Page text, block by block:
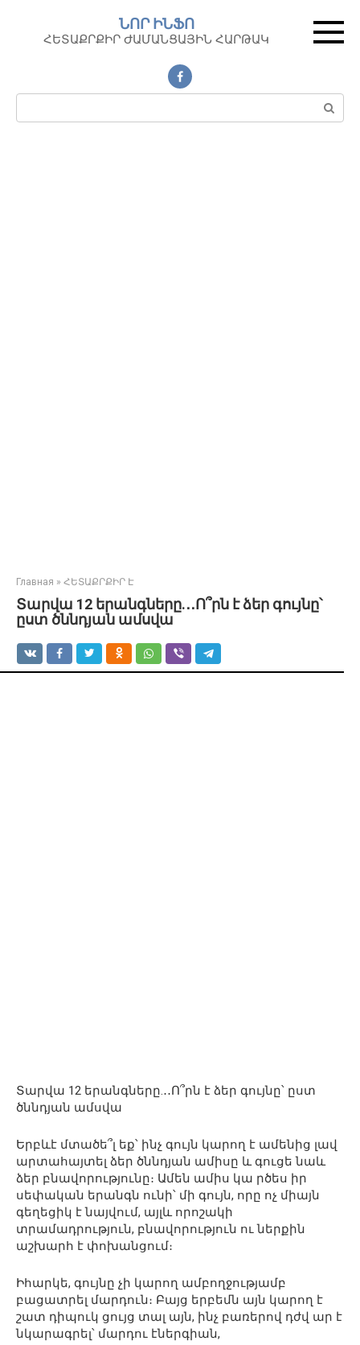
контенту
ՆՈՐ ԻՆՖՈ
ՀԵՏԱՔՐՔԻՐ ԺԱՄԱՆՑԱՅԻՆ ՀԱՐԹԱԿ
Поиск:
Главная » ՀԵՏԱՔՐՔԻՐ Է
Տարվա 12 երանգները.․․Ո՞րն է ձեր գույնը՝
ըստ ծննդյան ամսվա
Տարվա 12 երանգները.․․Ո՞րն է ձեր գույնը՝ ըստ
ծննդյան ամսվա
Երբևէ մտածե՞լ եք՝ ինչ գույն կարող է ամենից լավ
արտահայտել ձեր ծննդյան ամիսը և գուցե նաև
ձեր բնավորությունը։ Ամեն ամիս կա րծես իր
սեփական երանգն ունի՝ մի գույն, որը ոչ միայն
գեղեցիկ է նայվում, այլև որոշակի
տրամադրություն, բնավորություն ու ներքին
աշխարհ է փոխանցում։
Իհարկե, գույնը չի կարող ամբողջությամբ
բացատրել մարդուն։ Բայց երբեմն այն կարող է
շատ դիպուկ ցույց տալ այն, ինչ բառերով դժվ ար է
նկարագրել՝ մարդու էներգիան,